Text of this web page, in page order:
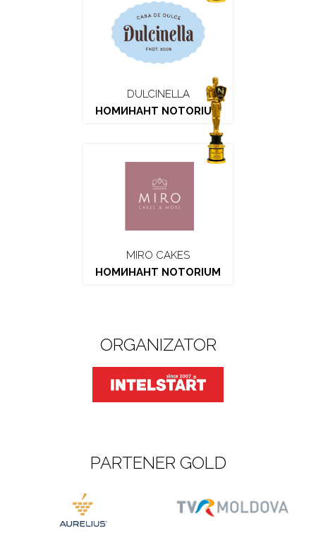
DULCINELLA
НОМИНАНТ NOTORIUM
MIRO CAKES
НОМИНАНТ NOTORIUM
ORGANIZATOR
PARTENER GOLD